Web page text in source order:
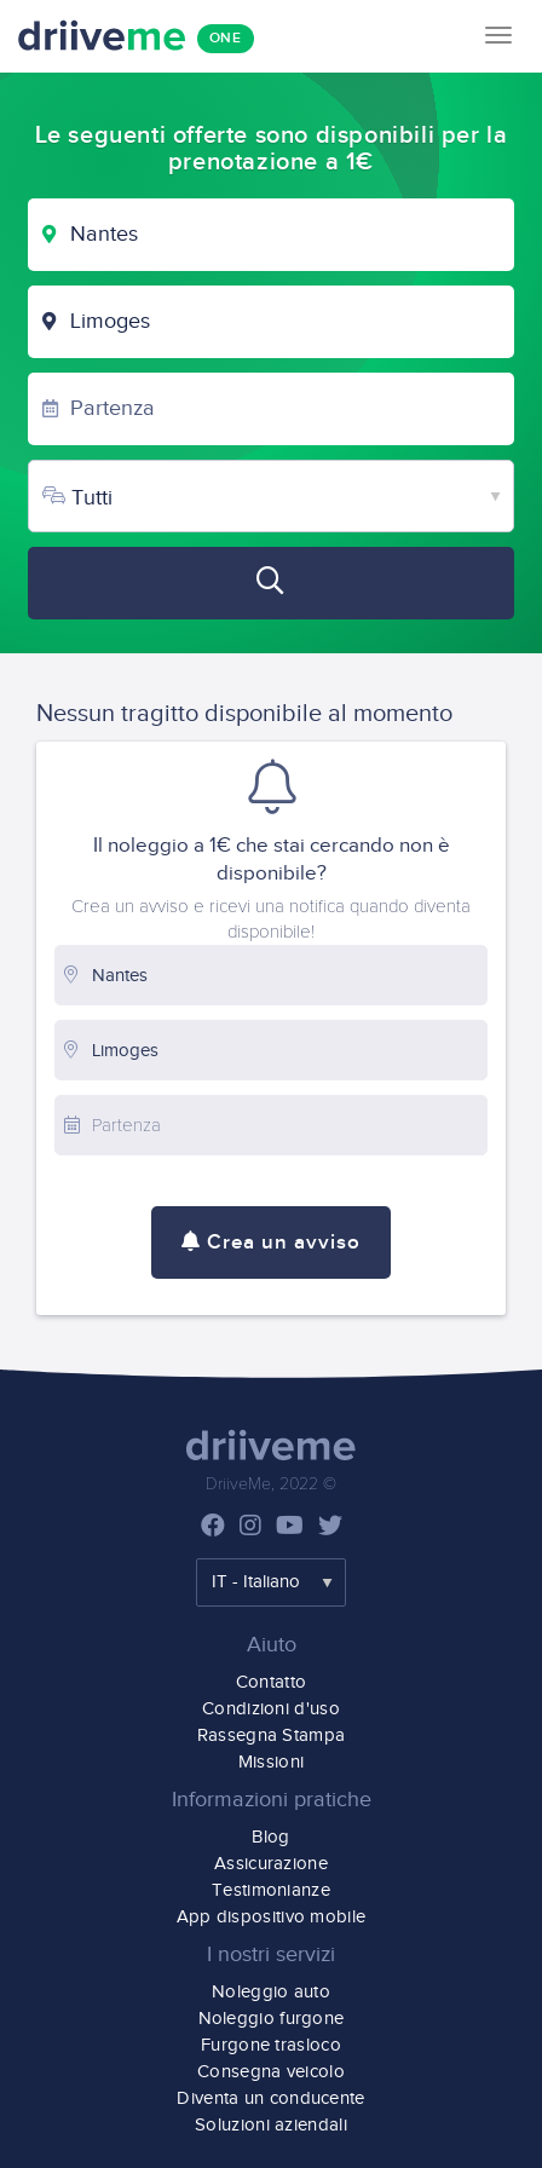
ONE
Le seguenti offerte sono disponibili per la
prenotazione a 1€
Nessun tragitto disponibile al momento
Il noleggio a 1€ che stai cercando non è
disponibile?
Crea un avviso e ricevi una notifica quando diventa
disponibile!
Crea un avviso
DriiveMe, 2022 ©
Aiuto
Contatto
Condizioni d'uso
Rassegna Stampa
Missioni
Informazioni pratiche
Blog
Assicurazione
Testimonianze
App dispositivo mobile
I nostri servizi
Noleggio auto
Noleggio furgone
Furgone trasloco
Consegna veicolo
Diventa un conducente
Soluzioni aziendali